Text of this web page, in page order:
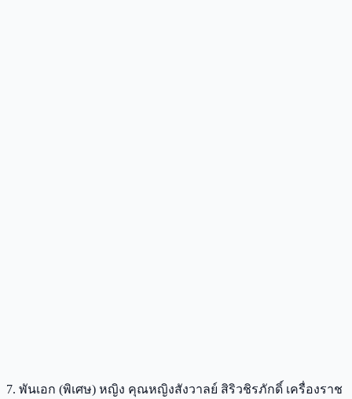
7. พันเอก (พิเศษ) หญิง คุณหญิงสังวาลย์ สิริวชิรภักดิ์ เครื่องราช